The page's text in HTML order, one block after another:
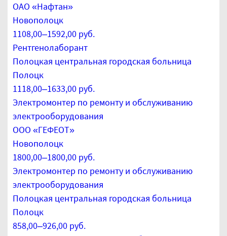
ОАО «Нафтан»
Новополоцк
1108,00–1592,00 руб.
Рентгенолаборант
Полоцкая центральная городская больница
Полоцк
1118,00–1633,00 руб.
Электромонтер по ремонту и обслуживанию
электрооборудования
ООО «ГЕФЕОТ»
Новополоцк
1800,00–1800,00 руб.
Электромонтер по ремонту и обслуживанию
электрооборудования
Полоцкая центральная городская больница
Полоцк
858,00–926,00 руб.